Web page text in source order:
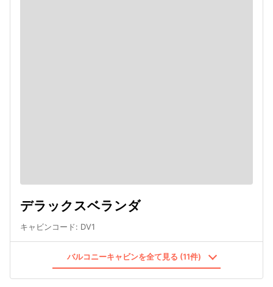
デラックスベランダ
キャビンコード: DV1
バルコニーキャビンを全て見る (11件)